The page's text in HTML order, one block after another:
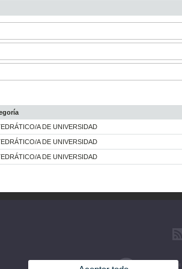
A DE UNIVERSIDAD
A DE UNIVERSIDAD
A DE UNIVERSIDAD